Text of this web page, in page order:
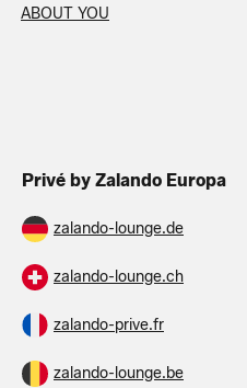
ABOUT YOU
Privé by Zalando Europa
zalando-lounge.de
zalando-lounge.ch
zalando-prive.fr
zalando-lounge.be